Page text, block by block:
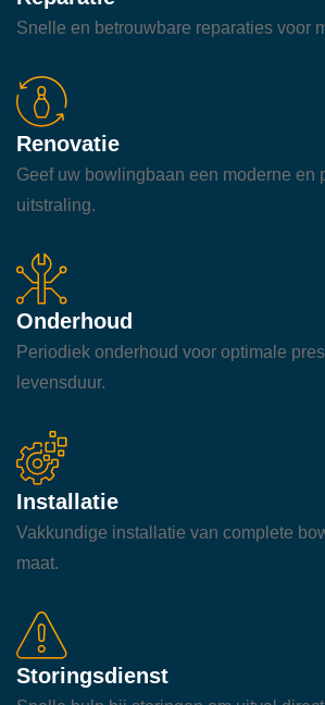
Snelle en betrouwbare reparaties voor
Renovatie
Geef uw bowlingbaan een moderne en
uitstraling.
Onderhoud
Periodiek onderhoud voor optimale
levensduur.
Installatie
Vakkundige installatie van complete
maat.
Storingsdienst